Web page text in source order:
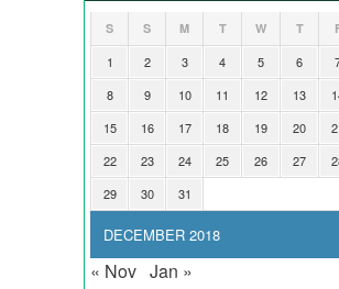
DECEMBER 2018
S S M T W T
1 2 3 4 5 6
8
9 10 11 12 13
15
16 17 18 19 20
22
23 24 25 26 27
29
30 31
« Nov Jan »